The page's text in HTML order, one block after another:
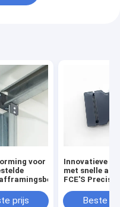
voor
prijs
Innovatieve
met snelle
FCE'S
SolutionBeste